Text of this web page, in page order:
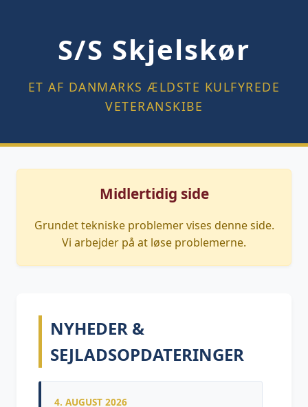
S/S Skjelskør
ET AF DANMARKS ÆLDSTE KULFYREDE
VETERANSKIBE
Midlertidig side
Grundet tekniske problemer vises denne side.
Vi arbejder på at løse problemerne.
NYHEDER &
SEJLADSOPDATERINGER
4. AUGUST 2026